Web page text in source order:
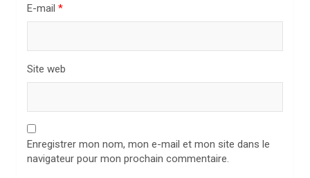
E-mail *
Site web
Enregistrer mon nom, mon e-mail et mon site dans le
navigateur pour mon prochain commentaire.